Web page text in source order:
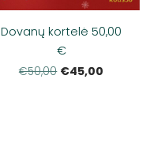
Dovanų kortelė 50,00
€
€50,00 €45,00